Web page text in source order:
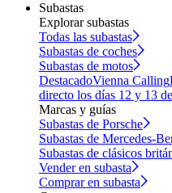
Subastas
Explorar subastas
Todas las subastas
Subastas de coches
Subastas de motos
DestacadoVienna Calling
directo los días 12 y 13
Marcas y guías
Subastas de Porsche
Subastas de Mercedes-
Subastas de clásicos
Vender en subasta
Comprar en subasta